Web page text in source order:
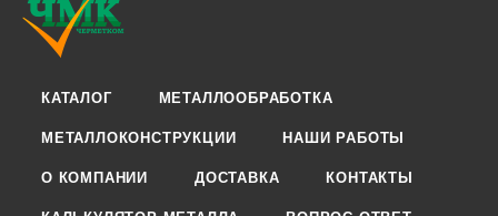
КАТАЛОГ МЕТАЛЛООБРАБОТКА
МЕТАЛЛОКОНСТРУКЦИИ НАШИ РАБОТЫ
О КОМПАНИИ ДОСТАВКА КОНТАКТЫ